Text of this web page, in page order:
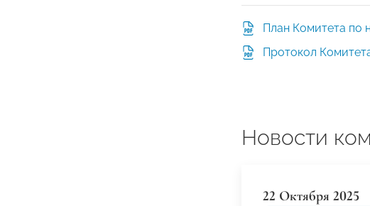
План Комитета по
Протокол
Новости
22 Октября 2025